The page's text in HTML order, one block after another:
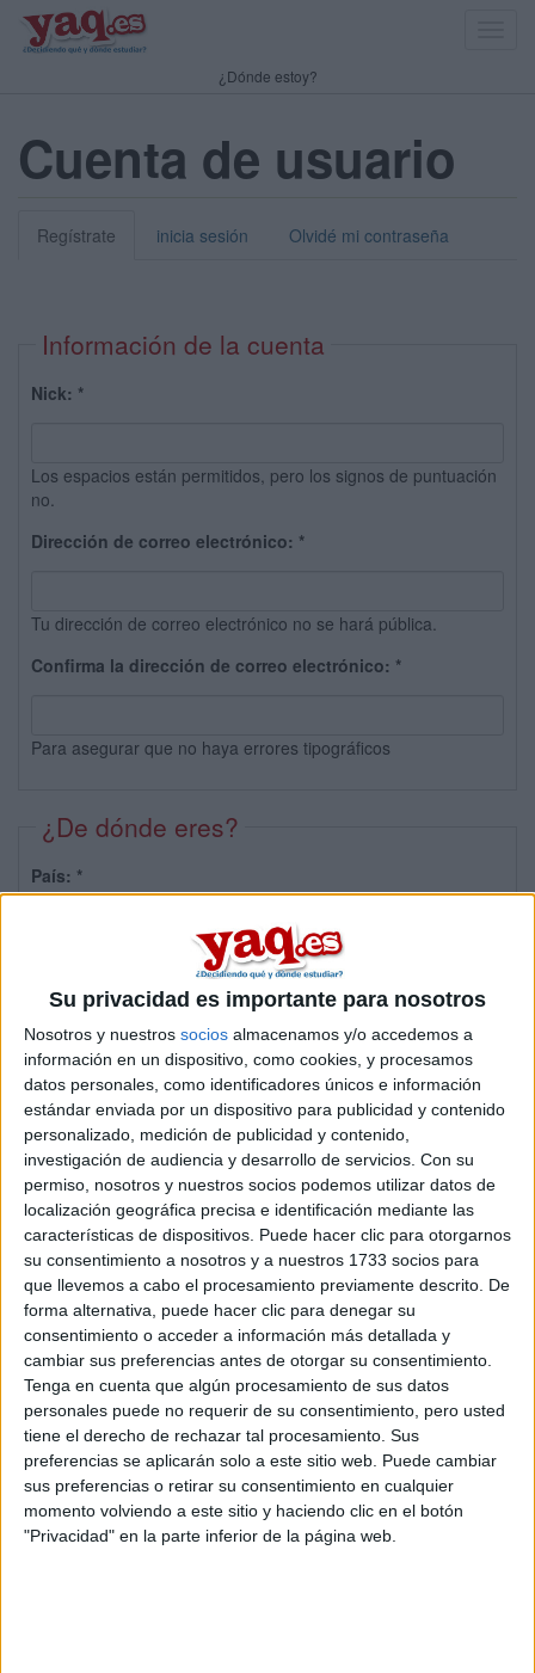
Su privacidad es importante para nosotros
Nosotros y nuestros socios almacenamos y/o accedemos a
información en un dispositivo, como cookies, y procesamos
datos personales, como identificadores únicos e información
estándar enviada por un dispositivo para publicidad y contenido
personalizado, medición de publicidad y contenido,
investigación de audiencia y desarrollo de servicios. Con su
permiso, nosotros y nuestros socios podemos utilizar datos de
localización geográfica precisa e identificación mediante las
características de dispositivos. Puede hacer clic para otorgarnos
su consentimiento a nosotros y a nuestros 1733 socios para
que llevemos a cabo el procesamiento previamente descrito. De
forma alternativa, puede hacer clic para denegar su
consentimiento o acceder a información más detallada y
cambiar sus preferencias antes de otorgar su consentimiento.
Tenga en cuenta que algún procesamiento de sus datos
personales puede no requerir de su consentimiento, pero usted
tiene el derecho de rechazar tal procesamiento. Sus
preferencias se aplicarán solo a este sitio web. Puede cambiar
sus preferencias o retirar su consentimiento en cualquier
momento volviendo a este sitio y haciendo clic en el botón
"Privacidad" en la parte inferior de la página web.
¿Dónde estoy?
Cuenta de usuario
Regístrate inicia sesión Olvidé mi contraseña
Información de la cuenta
Nick: *
Los espacios están permitidos, pero los signos de puntuación
no.
Dirección de correo electrónico: *
Tu dirección de correo electrónico no se hará pública.
Confirma la dirección de correo electrónico: *
Para asegurar que no haya errores tipográficos
¿De dónde eres?
País: *
Sobre ti
Soy:*
Chico
Chica
¿En qué año terminas (o terminaste) bachillerato o FP?
Soy estudiante de:*
Términos y Condiciones de Uso
Aceptolos Términos y Condicionesde uso*